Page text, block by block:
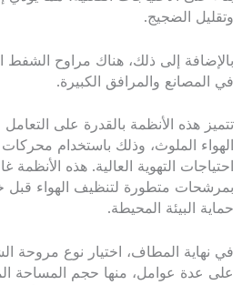
وتقليل الضجيج.
بالإضافة إلى ذلك، هناك مراوح الشفط
في المصانع والمرافق الكبيرة.
تتميز هذه الأنظمة بالقدرة على
الهواء الملوث، وذلك باستخدام
احتياجات التهوية العالية. هذه الأنظمة
بمرشحات متطورة لتنظيف الهواء
حماية البيئة المحيطة.
في نهاية المطاف، اختيار نوع مروحة
على عدة عوامل، منها حجم المساحة